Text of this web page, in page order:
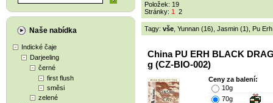
Naše nabídka
Indické čaje
Darjeeling
černé
first flush
směsi
zelené
Položek: 19
Stránky: 1 2
Tagy: vše Yunnan (16) Jasmin (1) Pu
China PU ERH BLACK
g (CZ-BIO-002)
Ceny za balení:
10g
70g